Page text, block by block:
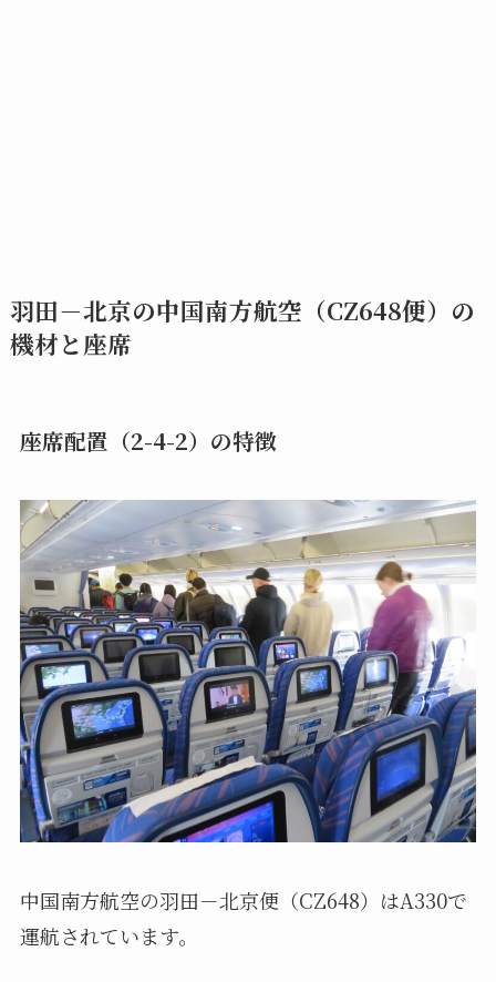
羽田－北京の中国南方航空（CZ648便）の
機材と座席
座席配置（2-4-2）の特徴
中国南方航空の羽田－北京便（CZ648）はA330で
運航されています。